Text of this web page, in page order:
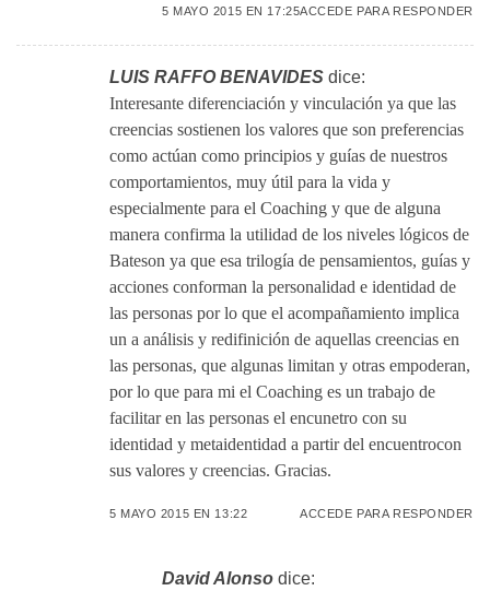
5 MAYO 2015 EN 17:25ACCEDE PARA RESPONDER
LUIS RAFFO BENAVIDES dice:
Interesante diferenciación y vinculación ya que las
creencias sostienen los valores que son preferencias
como actúan como principios y guías de nuestros
comportamientos, muy útil para la vida y
especialmente para el Coaching y que de alguna
manera confirma la utilidad de los niveles lógicos de
Bateson ya que esa trilogía de pensamientos, guías y
acciones conforman la personalidad e identidad de
las personas por lo que el acompañamiento implica
un a análisis y redifinición de aquellas creencias en
las personas, que algunas limitan y otras empoderan,
por lo que para mi el Coaching es un trabajo de
facilitar en las personas el encunetro con su
identidad y metaidentidad a partir del encuentrocon
sus valores y creencias. Gracias.
5 MAYO 2015 EN 13:22 ACCEDE PARA RESPONDER
David Alonso dice: